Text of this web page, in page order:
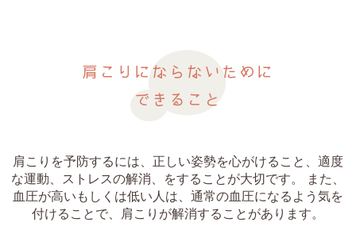
肩こりにならないために
できること
肩こりを予防するには、正しい姿勢を心がけること、適度
な運動、ストレスの解消、をすることが大切です。 また、
血圧が高いもしくは低い人は、通常の血圧になるよう気を
付けることで、肩こりが解消することがあります。